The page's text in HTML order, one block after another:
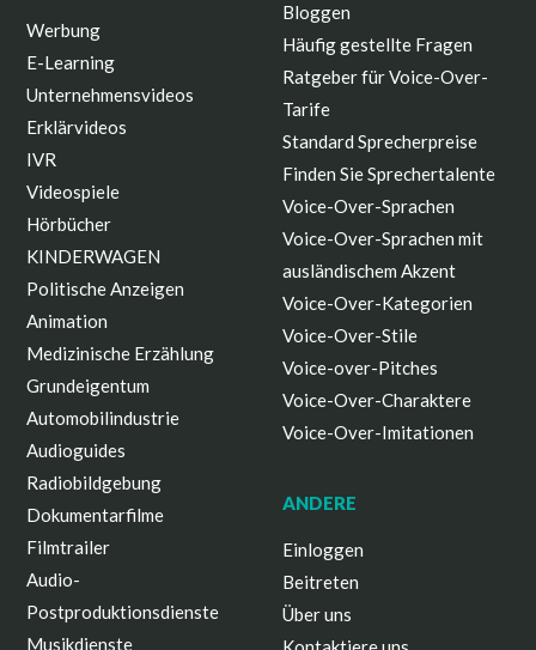
Werbung
E-Learning
Unternehmensvideos
Erklärvideos
IVR
Videospiele
Hörbücher
KINDERWAGEN
Politische Anzeigen
Animation
Medizinische Erzählung
Grundeigentum
Automobilindustrie
Audioguides
Radiobildgebung
Dokumentarfilme
Filmtrailer
Audio-
Postproduktionsdienste
Musikdienste
Bloggen
Häufig gestellte Fragen
Ratgeber für Voice-Over-
Tarife
Standard Sprecherpreise
Finden Sie Sprechertalente
Voice-Over-Sprachen
Voice-Over-Sprachen mit
ausländischem Akzent
Voice-Over-Kategorien
Voice-Over-Stile
Voice-over-Pitches
Voice-Over-Charaktere
Voice-Over-Imitationen
ANDERE
Einloggen
Beitreten
Über uns